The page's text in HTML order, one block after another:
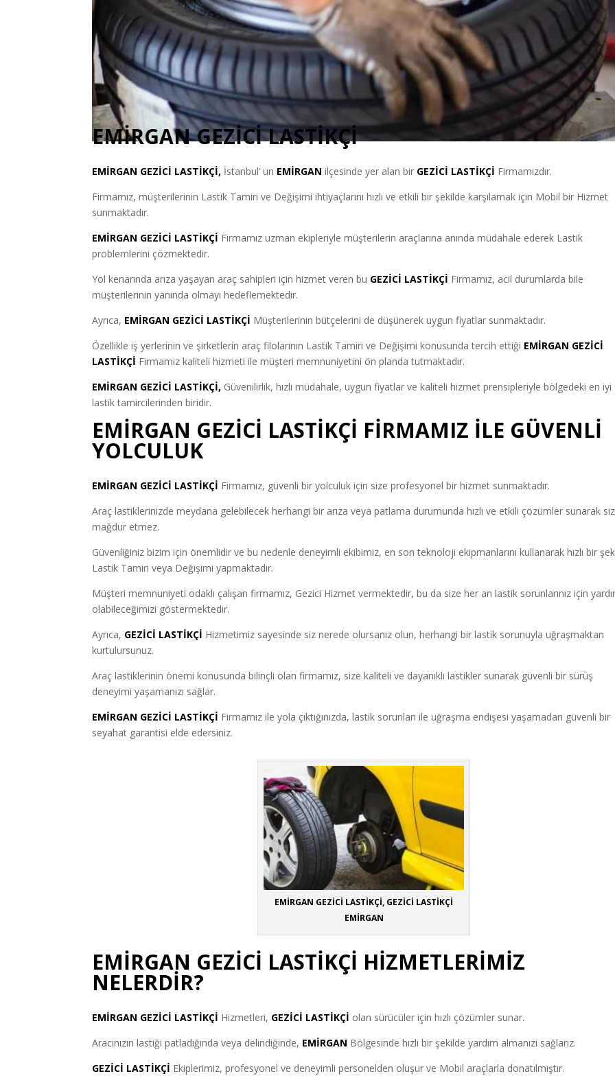
EMİRGAN GEZİCİ LASTİKÇİ
EMİRGAN GEZİCİ LASTİKÇİ, İstanbul’ un EMİRGAN ilçesinde yer alan bir GEZİCİ LASTİKÇİ Firmamızdır.
Firmamız, müşterilerinin Lastik Tamiri ve Değişimi ihtiyaçlarını hızlı ve etkili bir şekilde karşılamak için Mobil bir Hizmet
sunmaktadır.
EMİRGAN GEZİCİ LASTİKÇİ Firmamız uzman ekipleriyle müşterilerin araçlarına anında müdahale ederek Lastik
problemlerini çözmektedir.
Yol kenarında arıza yaşayan araç sahipleri için hizmet veren bu GEZİCİ LASTİKÇİ Firmamız, acil durumlarda bile
müşterilerinin yanında olmayı hedeflemektedir.
Ayrıca, EMİRGAN GEZİCİ LASTİKÇİ Müşterilerinin bütçelerini de düşünerek uygun fiyatlar sunmaktadır.
Özellikle iş yerlerinin ve şirketlerin araç filolarının Lastik Tamiri ve Değişimi konusunda tercih ettiği EMİRGAN GEZİCİ
LASTİKÇİ Firmamız kaliteli hizmeti ile müşteri memnuniyetini ön planda tutmaktadır.
EMİRGAN GEZİCİ LASTİKÇİ, Güvenilirlik, hızlı müdahale, uygun fiyatlar ve kaliteli hizmet prensipleriyle bölgedeki en iyi
lastik tamircilerinden biridir.
EMİRGAN GEZİCİ LASTİKÇİ FİRMAMIZ İLE GÜVENLİ
YOLCULUK
EMİRGAN GEZİCİ LASTİKÇİ Firmamız, güvenli bir yolculuk için size profesyonel bir hizmet sunmaktadır.
Araç lastiklerinizde meydana gelebilecek herhangi bir arıza veya patlama durumunda hızlı ve etkili çözümler sunarak
mağdur etmez.
Güvenliğiniz bizim için önemlidir ve bu nedenle deneyimli ekibimiz, en son teknoloji ekipmanlarını kullanarak hızlı bir
Lastik Tamiri veya Değişimi yapmaktadır.
Müşteri memnuniyeti odaklı çalışan firmamız, Gezici Hizmet vermektedir, bu da size her an lastik sorunlarınız için
olabileceğimizi göstermektedir.
Ayrıca, GEZİCİ LASTİKÇİ Hizmetimiz sayesinde siz nerede olursanız olun, herhangi bir lastik sorunuyla uğraşmaktan
kurtulursunuz.
Araç lastiklerinin önemi konusunda bilinçli olan firmamız, size kaliteli ve dayanıklı lastikler sunarak güvenli bir sürüş
deneyimi yaşamanızı sağlar.
EMİRGAN GEZİCİ LASTİKÇİ Firmamız ile yola çıktığınızda, lastik sorunları ile uğraşma endişesi yaşamadan güvenli bir
seyahat garantisi elde edersiniz.
EMİRGAN GEZİCİ LASTİKÇİ, GEZİCİ LASTİKÇİ
EMİRGAN
EMİRGAN GEZİCİ LASTİKÇİ HİZMETLERİMİZ
NELERDİR?
EMİRGAN GEZİCİ LASTİKÇİ Hizmetleri, GEZİCİ LASTİKÇİ olan sürücüler için hızlı çözümler sunar.
Aracınızın lastiği patladığında veya delindiğinde, EMİRGAN Bölgesinde hızlı bir şekilde yardım almanızı sağlarız.
GEZİCİ LASTİKÇİ Ekiplerimiz, profesyonel ve deneyimli personelden oluşur ve Mobil araçlarla donatılmıştır.